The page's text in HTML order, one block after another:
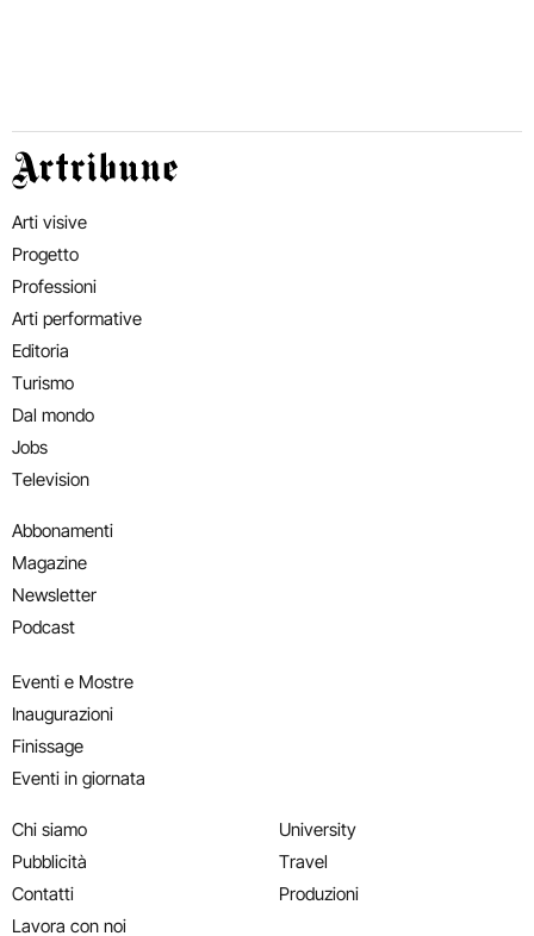
Artribune
Arti visive
Progetto
Professioni
Arti performative
Editoria
Turismo
Dal mondo
Jobs
Television
Abbonamenti
Magazine
Newsletter
Podcast
Eventi e Mostre
Inaugurazioni
Finissage
Eventi in giornata
Chi siamo
Pubblicità
Contatti
Lavora con noi
University
Travel
Produzioni